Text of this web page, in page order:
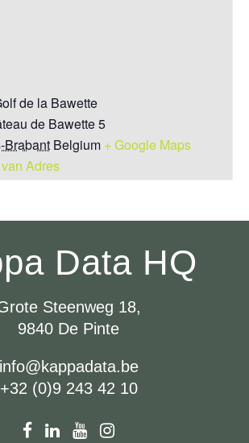
de la Bawette
de Bawette 5
Brabant Belgium + Google Maps
Adres
Data HQ
Steenweg 18,
9840 De Pinte
info@kappadata.be
+32 (0)9 243 42 10